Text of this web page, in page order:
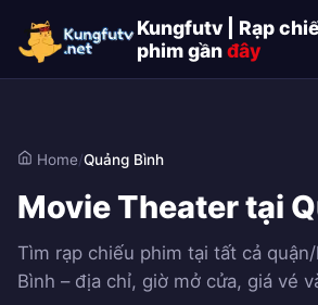
Kungfutv | Rạp
phim gầnđây
Home/Quảng Bình
Movie Theater tại
Tìm rạp chiếu phim tại tất cả
Bình – địa chỉ, giờ mở cửa, giá vé